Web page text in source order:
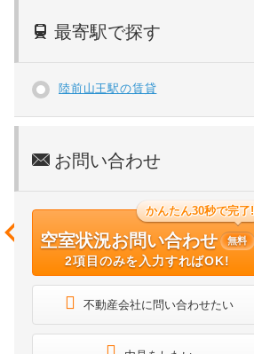
最寄駅で探す
陸前山王駅の賃貸
お問い合わせ
かんたん30秒で完了!
空室状況お問い合わせ 無料
2項目のみを入力すればOK!
不動産会社に問い合わせたい